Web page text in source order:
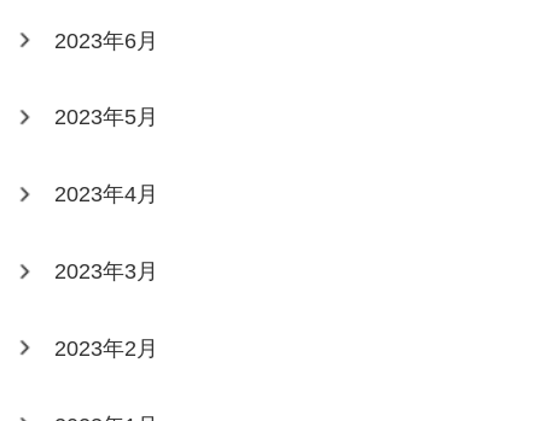
2023年6月
2023年5月
2023年4月
2023年3月
2023年2月